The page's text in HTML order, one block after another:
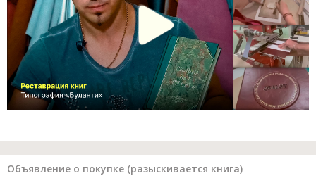
Объявление о покупке (разыскивается книга)